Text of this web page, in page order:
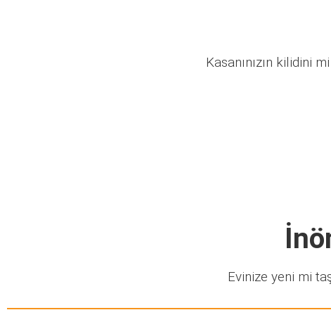
Kasanınızın kilidini
Evinize yeni mi